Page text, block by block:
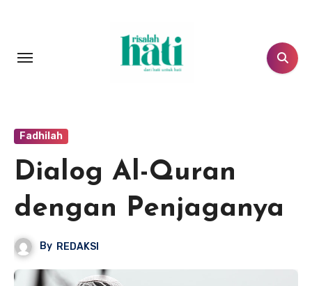
Fadhilah
Dialog Al-Quran
dengan Penjaganya
By REDAKSI